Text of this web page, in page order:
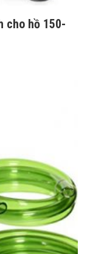
cho hồ 150-